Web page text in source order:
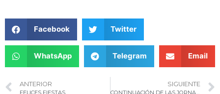
Facebook Twitter
WhatsApp Telegram Email
ANTERIOR
FELICES FIESTAS
SIGUIENTE
CONTINUACIÓN DE LAS JORNADAS DE TRABAJO DEL PROYECTO CUARENTAGRI EN CABO VERDE